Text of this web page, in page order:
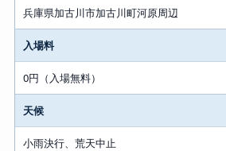
兵庫県加古川市加古川町河原周辺
入場料
0円（入場無料）
天候
小雨決行、荒天中止